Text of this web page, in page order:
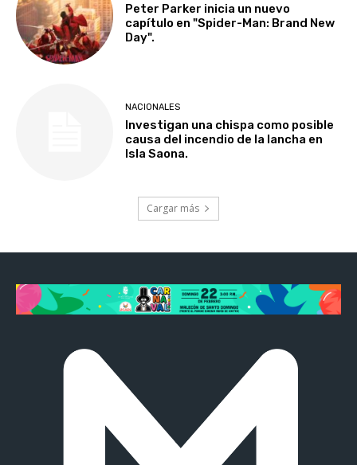
Peter Parker inicia un nuevo
capítulo en "Spider-Man: Brand New
Day".
NACIONALES
Investigan una chispa como posible
causa del incendio de la lancha en
Isla Saona.
Cargar más